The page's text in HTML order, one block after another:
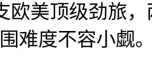
欧美顶级劲旅
难度不容小觑